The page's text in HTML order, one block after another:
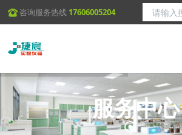
咨询服务热线 17606005204
服务中心